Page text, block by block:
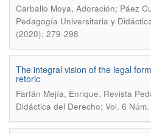
Carballo Moya, Adoración; Páez
Pedagogía Universitaria y
(2020); 279-298
The integral vision of the legal
retoric
Farfán Mejía, Enrique. Revista
Didáctica del Derecho; Vol. 6